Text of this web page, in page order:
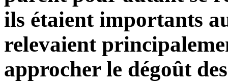
ils étaient importants
relevaient
approcher le dégoût